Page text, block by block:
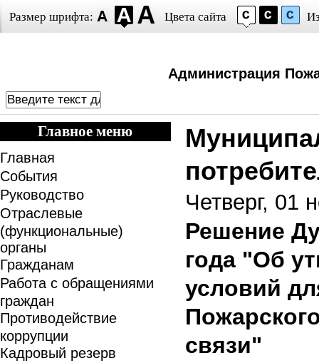
Размер шрифта: Цвета сайта
Администрация
Главное меню
Главная
События
Руководство
Отраслевые
(функциональные)
органы
Гражданам
Работа с обращениями
граждан
Противодействие
коррупции
Кадровый резерв
Четверг, 01
Решение
года "Об
условий
связи"